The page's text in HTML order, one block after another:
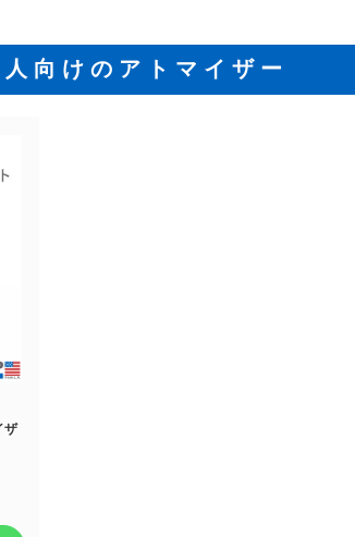
向けのアトマイザー
ザ